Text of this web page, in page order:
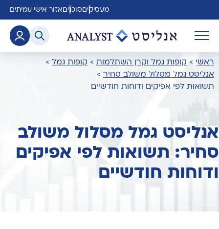
מעסיקים סוכנים אזור אישי עמיתים
ראשי > קופות גמל וקרן השתלמות > קופות גמל >
אנליסט גמל מסלול משולב סחיר >
תשואות לפי אפיקים ודוחות חודשיים
אנליסט גמל מסלול משולב
סחיר: תשואות לפי אפיקים
ודוחות חודשיים